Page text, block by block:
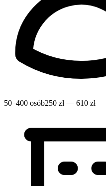
50–400 osób250 zł — 610 zł